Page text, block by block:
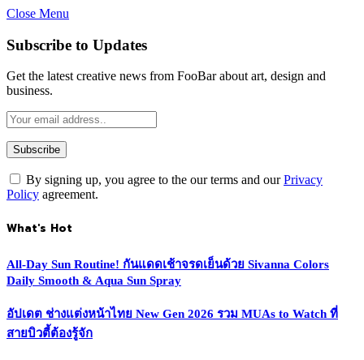
Close Menu
Subscribe to Updates
Get the latest creative news from FooBar about art, design and
business.
By signing up, you agree to the our terms and ourPrivacy
Policy agreement.
What's Hot
All-Day Sun Routine! กันแดดเช้าจรดเย็นด้วย Sivanna Colors
Daily Smooth & Aqua Sun Spray
อัปเดต ช่างแต่งหน้าไทย New Gen 2026 รวม MUAs to Watch ที่
สายบิวตี้ต้องรู้จัก